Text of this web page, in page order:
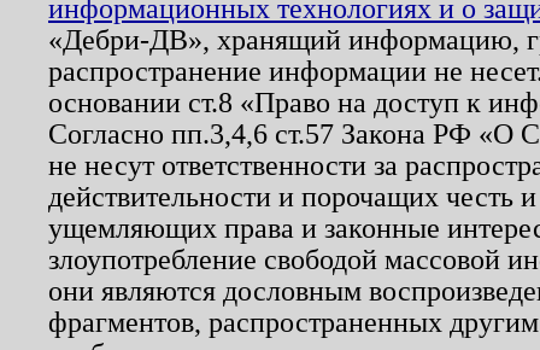
информационных технологиях и о
«Дебри-ДВ», хранящий информацию,
распространение информации не
основании ст.8 «Право на доступ к
Согласно пп.3,4,6 ст.57 Закона РФ «О
не несут ответственности за
действительности и порочащих честь
ущемляющих права и законные
злоупотребление свободой массовой
они являются дословным
фрагментов, распространенных